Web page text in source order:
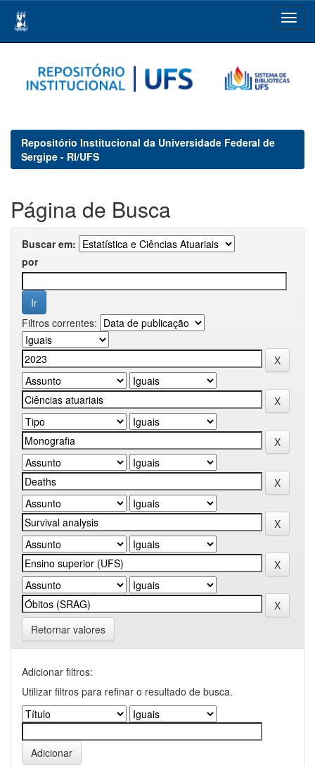
navigation
Repositório Institucional da Universidade Federal de
Sergipe - RI/UFS
Página de Busca
Buscar em:
por
Filtros correntes:
Retornar valores
Adicionar filtros:
Utilizar filtros para refinar o resultado de busca.